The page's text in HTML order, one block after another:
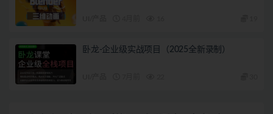
卧龙-企业级实战项目（2025全新录制）